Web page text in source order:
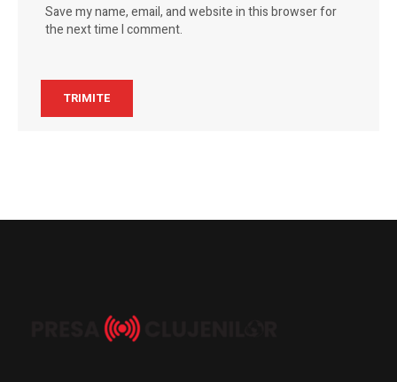
Save my name, email, and website in this browser for
the next time I comment.